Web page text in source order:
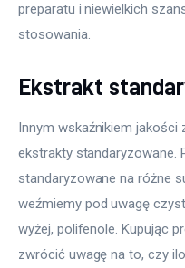
preparatu i niewielkich
stosowania.
Ekstrakt
Innym wskaźnikiem jakości
ekstrakty standaryzowane.
standaryzowane na różne
weźmiemy pod uwagę
wyżej, polifenole. Kupując
zwrócić uwagę na to, czy